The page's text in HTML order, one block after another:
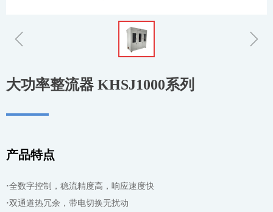
大功率整流器 KHSJ1000系列
·全数字控制，稳流精度高，响应速度快
·双通道热冗余，带电切换无扰动
ꁆ ꁇ
产品特点